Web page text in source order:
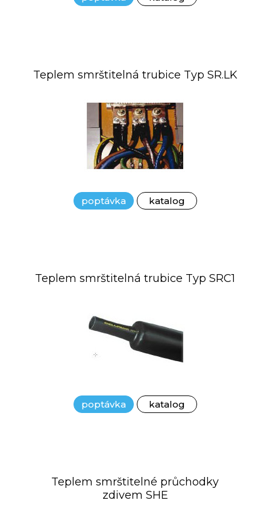
Teplem smrštitelná trubice Typ SR.LK
poptávka katalog
Teplem smrštitelná trubice Typ SRC1
poptávka katalog
Teplem smrštitelné průchodky
zdivem SHE